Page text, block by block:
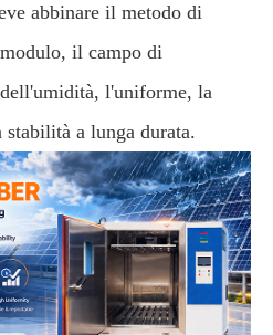
abbinare il metodo di
il campo di
l'uniforme, la
a lunga durata.